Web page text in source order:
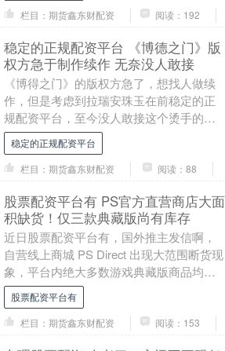
栏目：期货鑫东财配资
阅读：192
稳定的正规配资平台 《博德之门》版
权方急于制作续作 无奈没人敢接
《博得之门》的版权方急了，想找人做续
作，但是考虑到拉瑞安珠玉在前稳定的正
规配资平台，至今没人敢接这个烫手的山
芋。前生软的制作人倒给了个建议——“借
腹生子”：找拉....
稳定的正规配资平台
栏目：期货鑫东财配资
阅读：88
股票配资平台有 PS官方直营商店大面
积缺货！仅三款典藏版尚有库存
近日股票配资平台有，国外推主发信啊，
自营线上商城 PS Direct 出现大范围断货现
象，平台内绝大多数游戏典藏版商品均标
注缺货状态，目前仅有《漫威金刚狼》
《羊....
股票配资平台有
栏目：期货鑫东财配资
阅读：153